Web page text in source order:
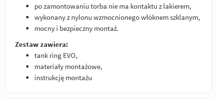
po zamontowaniu torba nie ma kontaktu z lakierem,
wykonany z nylonu wzmocnionego włóknem szklanym,
mocny i bezpieczny montaż.
Zestaw zawiera:
tank ring EVO,
materiały montażowe,
instrukcję montażu